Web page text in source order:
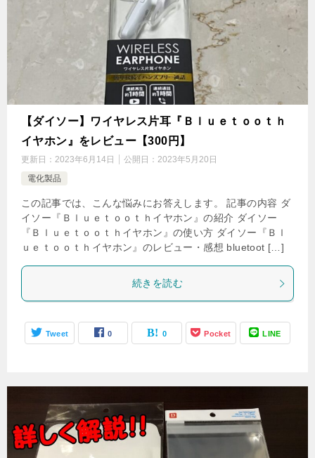
【ダイソー】ワイヤレス片耳『Ｂｌｕｅｔｏｏｔｈ
イヤホン』をレビュー【300円】
更新日： 2023年6月14日 公開日： 2023年5月20日
電化製品
この記事では、こんな悩みにお答えします。 記事の内容 ダ
イソー『Ｂｌｕｅｔｏｏｔｈイヤホン』の紹介 ダイソー
『Ｂｌｕｅｔｏｏｔｈイヤホン』の使い方 ダイソー『Ｂｌ
ｕｅｔｏｏｔｈイヤホン』のレビュー・感想 bluetoot […]
続きを読む
Tweet 0 0 Pocket LINE